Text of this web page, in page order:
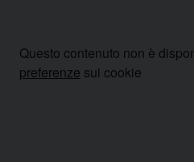
Questo contenuto non è
preferenze sui cookie